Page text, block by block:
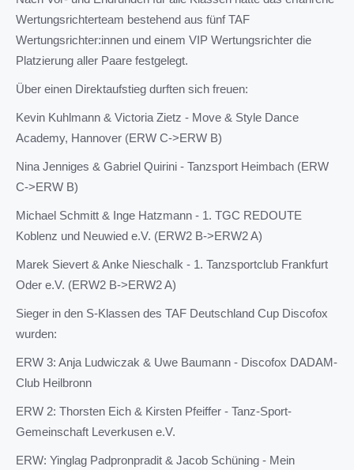
Wertungsrichterteam bestehend aus fünf TAF
Wertungsrichter:innen und einem VIP Wertungsrichter die
Platzierung aller Paare festgelegt.
Über einen Direktaufstieg durften sich freuen:
Kevin Kuhlmann & Victoria Zietz - Move & Style Dance
Academy, Hannover (ERW C->ERW B)
Nina Jenniges & Gabriel Quirini - Tanzsport Heimbach (ERW
C->ERW B)
Michael Schmitt & Inge Hatzmann - 1. TGC REDOUTE
Koblenz und Neuwied e.V. (ERW2 B->ERW2 A)
Marek Sievert & Anke Nieschalk - 1. Tanzsportclub Frankfurt
Oder e.V. (ERW2 B->ERW2 A)
Sieger in den S-Klassen des TAF Deutschland Cup Discofox
wurden:
ERW 3: Anja Ludwiczak & Uwe Baumann - Discofox DADAM-
Club Heilbronn
ERW 2: Thorsten Eich & Kirsten Pfeiffer - Tanz-Sport-
Gemeinschaft Leverkusen e.V.
ERW: Yinglag Padpronpradit & Jacob Schüning - Mein